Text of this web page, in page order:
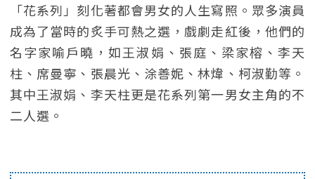
「花系列」刻化著都會男女的人生寫照。眾多演員
成為了當時的炙手可熱之選，戲劇走紅後，他們的
名字家喻戶曉，如王淑娟、張庭、梁家榕、李天
柱、席曼寧、張晨光、涂善妮、林煒、柯淑勤等。
其中王淑娟、李天柱更是花系列第一男女主角的不
二人選。